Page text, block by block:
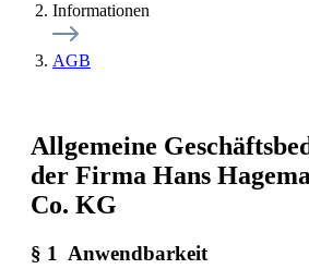
Informationen
AGB
Allgemeine
der Firma Hans
Co. KG
§ 1 Anwendbarkeit